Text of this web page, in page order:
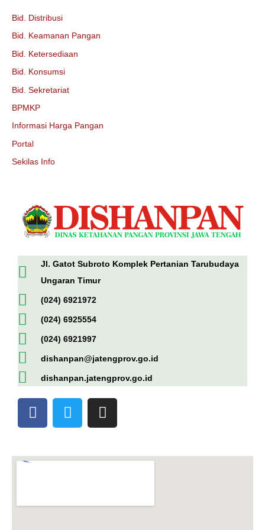
Bid. Distribusi
Bid. Keamanan Pangan
Bid. Ketersediaan
Bid. Konsumsi
Bid. Sekretariat
BPMKP
Informasi Harga Pangan
Portal
Sekilas Info
Jl. Gatot Subroto Komplek Pertanian Tarubudaya
Ungaran Timur
(024) 6921972
(024) 6925554
(024) 6921997
dishanpan@jatengprov.go.id
dishanpan.jatengprov.go.id
F
a
b
k
T
w
t
I
n
a
a